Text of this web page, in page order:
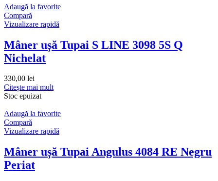
Adaugă la favorite
Compară
Vizualizare rapidă
Mâner ușă Tupai S LINE 3098 5S Q
Nichelat
330,00 lei
Citește mai mult
Stoc epuizat
Adaugă la favorite
Compară
Vizualizare rapidă
Mâner ușă Tupai Angulus 4084 RE Negru
Periat